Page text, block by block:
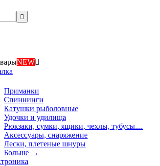

NEW
Приманки
Спиннинги
Катушки рыболовные
Удочки и удилища
Рюкзаки, сумки, ящики, чехлы, тубусы....
Аксессуары, снаряжение
Лески, плетеные шнуры
Больше →